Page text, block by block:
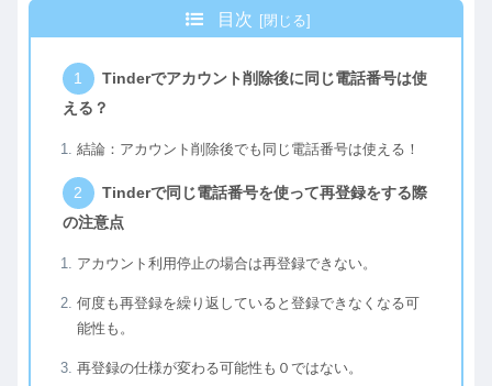
目次
Tinderでアカウント削除後に同じ電話番号は使
える？
結論：アカウント削除後でも同じ電話番号は使える！
Tinderで同じ電話番号を使って再登録をする際
の注意点
アカウント利用停止の場合は再登録できない。
何度も再登録を繰り返していると登録できなくなる可
能性も。
再登録の仕様が変わる可能性も０ではない。